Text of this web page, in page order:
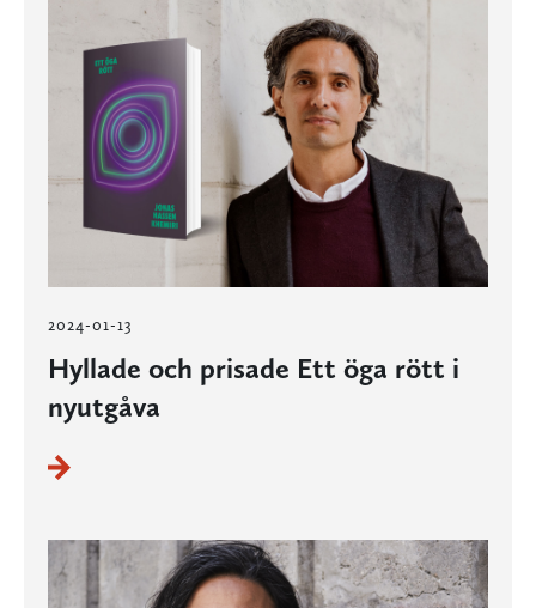
2024-01-13
Hyllade och prisade Ett öga rött i
nyutgåva